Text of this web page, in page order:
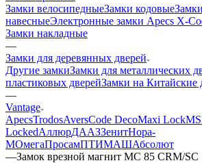
Замки велосипедныеЗамки кодовыеЗамки
навесныеЭлектронные замки Apecs X-
Замки накладные
—
Замки для деревянных дверей
Другие замкиЗамки для металлических
пластиковых дверейЗамки на Китайские
—
Vantage
ApecsTrodosAversCode DecoMaxi Lock
LockedАллюрДААЗЗенитНора-
МОмегаПросамПТИМАШАбсолют
—Замок врезной магнит MC 85 CRM/SC